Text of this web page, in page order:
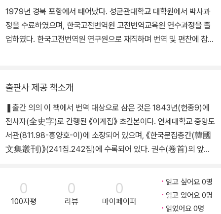
이후 여러 차례 대제학을 맡아 문형(文衡)을 주관하였다. 59세(178
2, 정조6)에 동지겸사은부사(冬至兼謝恩副使), 71세에 동지정사
(冬至正使)로 중국에 다녀왔다. 문장은 육경(六經)에 근본하고 제
또한 청(淸)나라 기윤(紀昀)으로부터 화평하고 온유하여 기교와 수
식이 없고 국계와 민생을 항상 잊지 않아 음풍농월(吟風弄月) 하는
기습이 없다는 평을 받기도 하였는데, 이는 국토와 백성의 현실을 진
솔하게 드러내고 민요나 설화 등 민족 문학의 성취를 수용한 성과에
서 확인할 수 있다. 영․정조 중흥기에 실용적이고 현실주의적 입장을
1979년 경북 포항에서 태어났다. 성균관대학교 대학원에서 박사과
정을 수료하였으며, 한국고전번역원 고전번역교육원 연수과정을 졸
업하였다. 한국고전번역원 연구원으로 재직하며 번역 및 편찬에 참여
수》, 교점서로 《교감표점 승정원일기 인조41》, 《교감표점 창계집1》,
편찬서로 《한국문집총간편람》, 《한국문집총간해제8․9》, 논문으로
〈초의 의순의 시문학 연구〉, 〈기리총화 연구〉, 〈김시습의 장량찬의 이
면〉, 〈서형수의 명고전집 시고를 통해 본 원텍스트 훼손〉 등이 있다.
출판사 제공 책소개
❚출간 의의 이 책에서 번역 대상으로 삼은 것은 1843년(헌종9)에
전사자(全史字)로 간행된 《이계집》 초간본이다. 연세대학교 중앙도
서관(811.98-홍양호-이)에 소장되어 있으며, 《한국문집총간(韓國
文集叢刊)》(241집․242집)에 수록되어 있다. 권수(卷首)의 앞에
문집의 서문 2편이 실려 있다. 그 뒤에 총목(總目)이 있고, 세부 목록
은 권별로 따로 있다. 이계 홍양호는 18세기의 대표적인 경세가이자
실학적 사유를 지닌 개명적 지식인으로 평생 관료의 길을 걸었음에도
0
100자평
0
리뷰
0
마이페이퍼
읽고 싶어요 0명
읽고 있어요 0명
읽었어요 0명